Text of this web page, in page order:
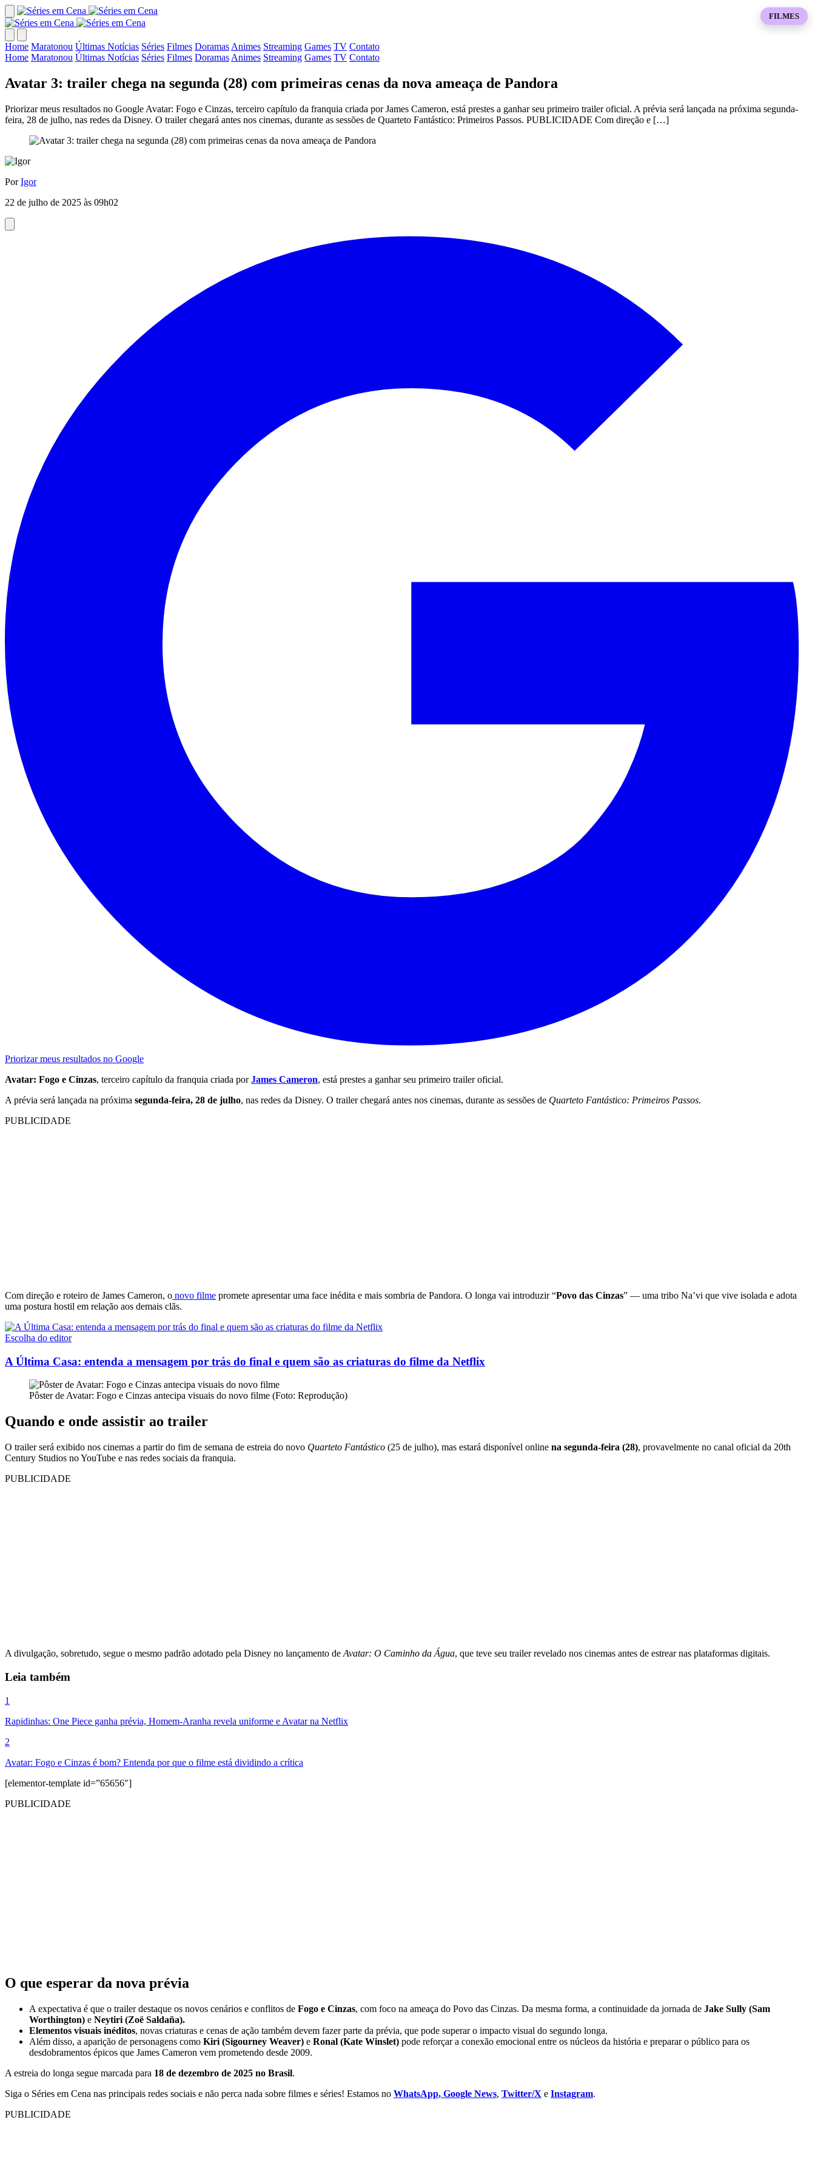
Home Maratonou Últimas Notícias Séries Filmes Doramas Animes Streaming Games TV Contato
Home Maratonou Últimas Notícias Séries Filmes Doramas Animes Streaming Games TV Contato
Avatar 3: trailer chega na segunda (28) com primeiras cenas da nova ameaça de Pandora
Priorizar meus resultados no Google Avatar: Fogo e Cinzas, terceiro capítulo da franquia criada por James Cameron, está prestes a ganhar seu primeiro trailer oficial. A prévia será lançada na próxima segunda-
feira, 28 de julho, nas redes da Disney. O trailer chegará antes nos cinemas, durante as sessões de Quarteto Fantástico: Primeiros Passos. PUBLICIDADE Com direção e […]
FILMES
PorIgor
22 de julho de 2025 às 09h02
Priorizar meus resultados no Google
Avatar: Fogo e Cinzas, terceiro capítulo da franquia criada por James Cameron, está prestes a ganhar seu primeiro trailer oficial.
A prévia será lançada na próxima segunda-feira, 28 de julho, nas redes da Disney. O trailer chegará antes nos cinemas, durante as sessões de Quarteto Fantástico: Primeiros Passos.
PUBLICIDADE
Com direção e roteiro de James Cameron, o novo filme promete apresentar uma face inédita e mais sombria de Pandora. O longa vai introduzir “Povo das Cinzas” — uma tribo Na’vi que vive isolada e adota
uma postura hostil em relação aos demais clãs.
Escolha do editor
A Última Casa: entenda a mensagem por trás do final e quem são as criaturas do filme da Netflix
Pôster de Avatar: Fogo e Cinzas antecipa visuais do novo filme (Foto: Reprodução)
Quando e onde assistir ao trailer
O trailer será exibido nos cinemas a partir do fim de semana de estreia do novo Quarteto Fantástico (25 de julho), mas estará disponível online na segunda-feira (28), provavelmente no canal oficial da 20th
Century Studios no YouTube e nas redes sociais da franquia.
PUBLICIDADE
A divulgação, sobretudo, segue o mesmo padrão adotado pela Disney no lançamento de Avatar: O Caminho da Água, que teve seu trailer revelado nos cinemas antes de estrear nas plataformas digitais.
Leia também
1
Rapidinhas: One Piece ganha prévia, Homem-Aranha revela uniforme e Avatar na Netflix
2
Avatar: Fogo e Cinzas é bom? Entenda por que o filme está dividindo a crítica
[elementor-template id=”65656″]
PUBLICIDADE
O que esperar da nova prévia
A expectativa é que o trailer destaque os novos cenários e conflitos de Fogo e Cinzas, com foco na ameaça do Povo das Cinzas. Da mesma forma, a continuidade da jornada de Jake Sully (Sam
Worthington) e Neytiri (Zoë Saldaña).
Elementos visuais inéditos, novas criaturas e cenas de ação também devem fazer parte da prévia, que pode superar o impacto visual do segundo longa.
Além disso, a aparição de personagens como Kiri (Sigourney Weaver) e Ronal (Kate Winslet) pode reforçar a conexão emocional entre os núcleos da história e preparar o público para os
desdobramentos épicos que James Cameron vem prometendo desde 2009.
A estreia do longa segue marcada para 18 de dezembro de 2025 no Brasil.
Siga o Séries em Cena nas principais redes sociais e não perca nada sobre filmes e séries! Estamos no WhatsApp, Google News, Twitter/X e Instagram.
PUBLICIDADE